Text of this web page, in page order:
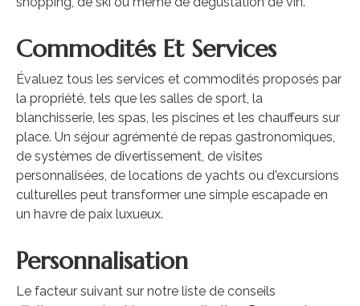
Commodités Et Services
Évaluez tous les services et commodités proposés par
la propriété, tels que les salles de sport, la
blanchisserie, les spas, les piscines et les chauffeurs sur
place. Un séjour agrémenté de repas gastronomiques,
de systèmes de divertissement, de visites
personnalisées, de locations de yachts ou d'excursions
culturelles peut transformer une simple escapade en
un havre de paix luxueux.
Personnalisation
Le facteur suivant sur notre liste de conseils